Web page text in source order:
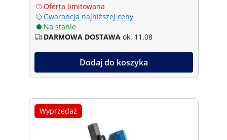
Oferta limitowana
Gwarancja najniższej ceny
Na stanie
DARMOWA DOSTAWA ok. 11.08
Dodaj do koszyka
Wyprzedaż